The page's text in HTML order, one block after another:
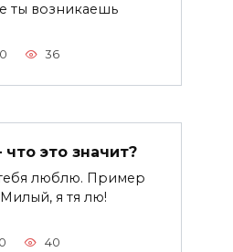
ты возникаешь
0 36
это значит?
люблю. Пример
Милый, я тя лю!
0 40